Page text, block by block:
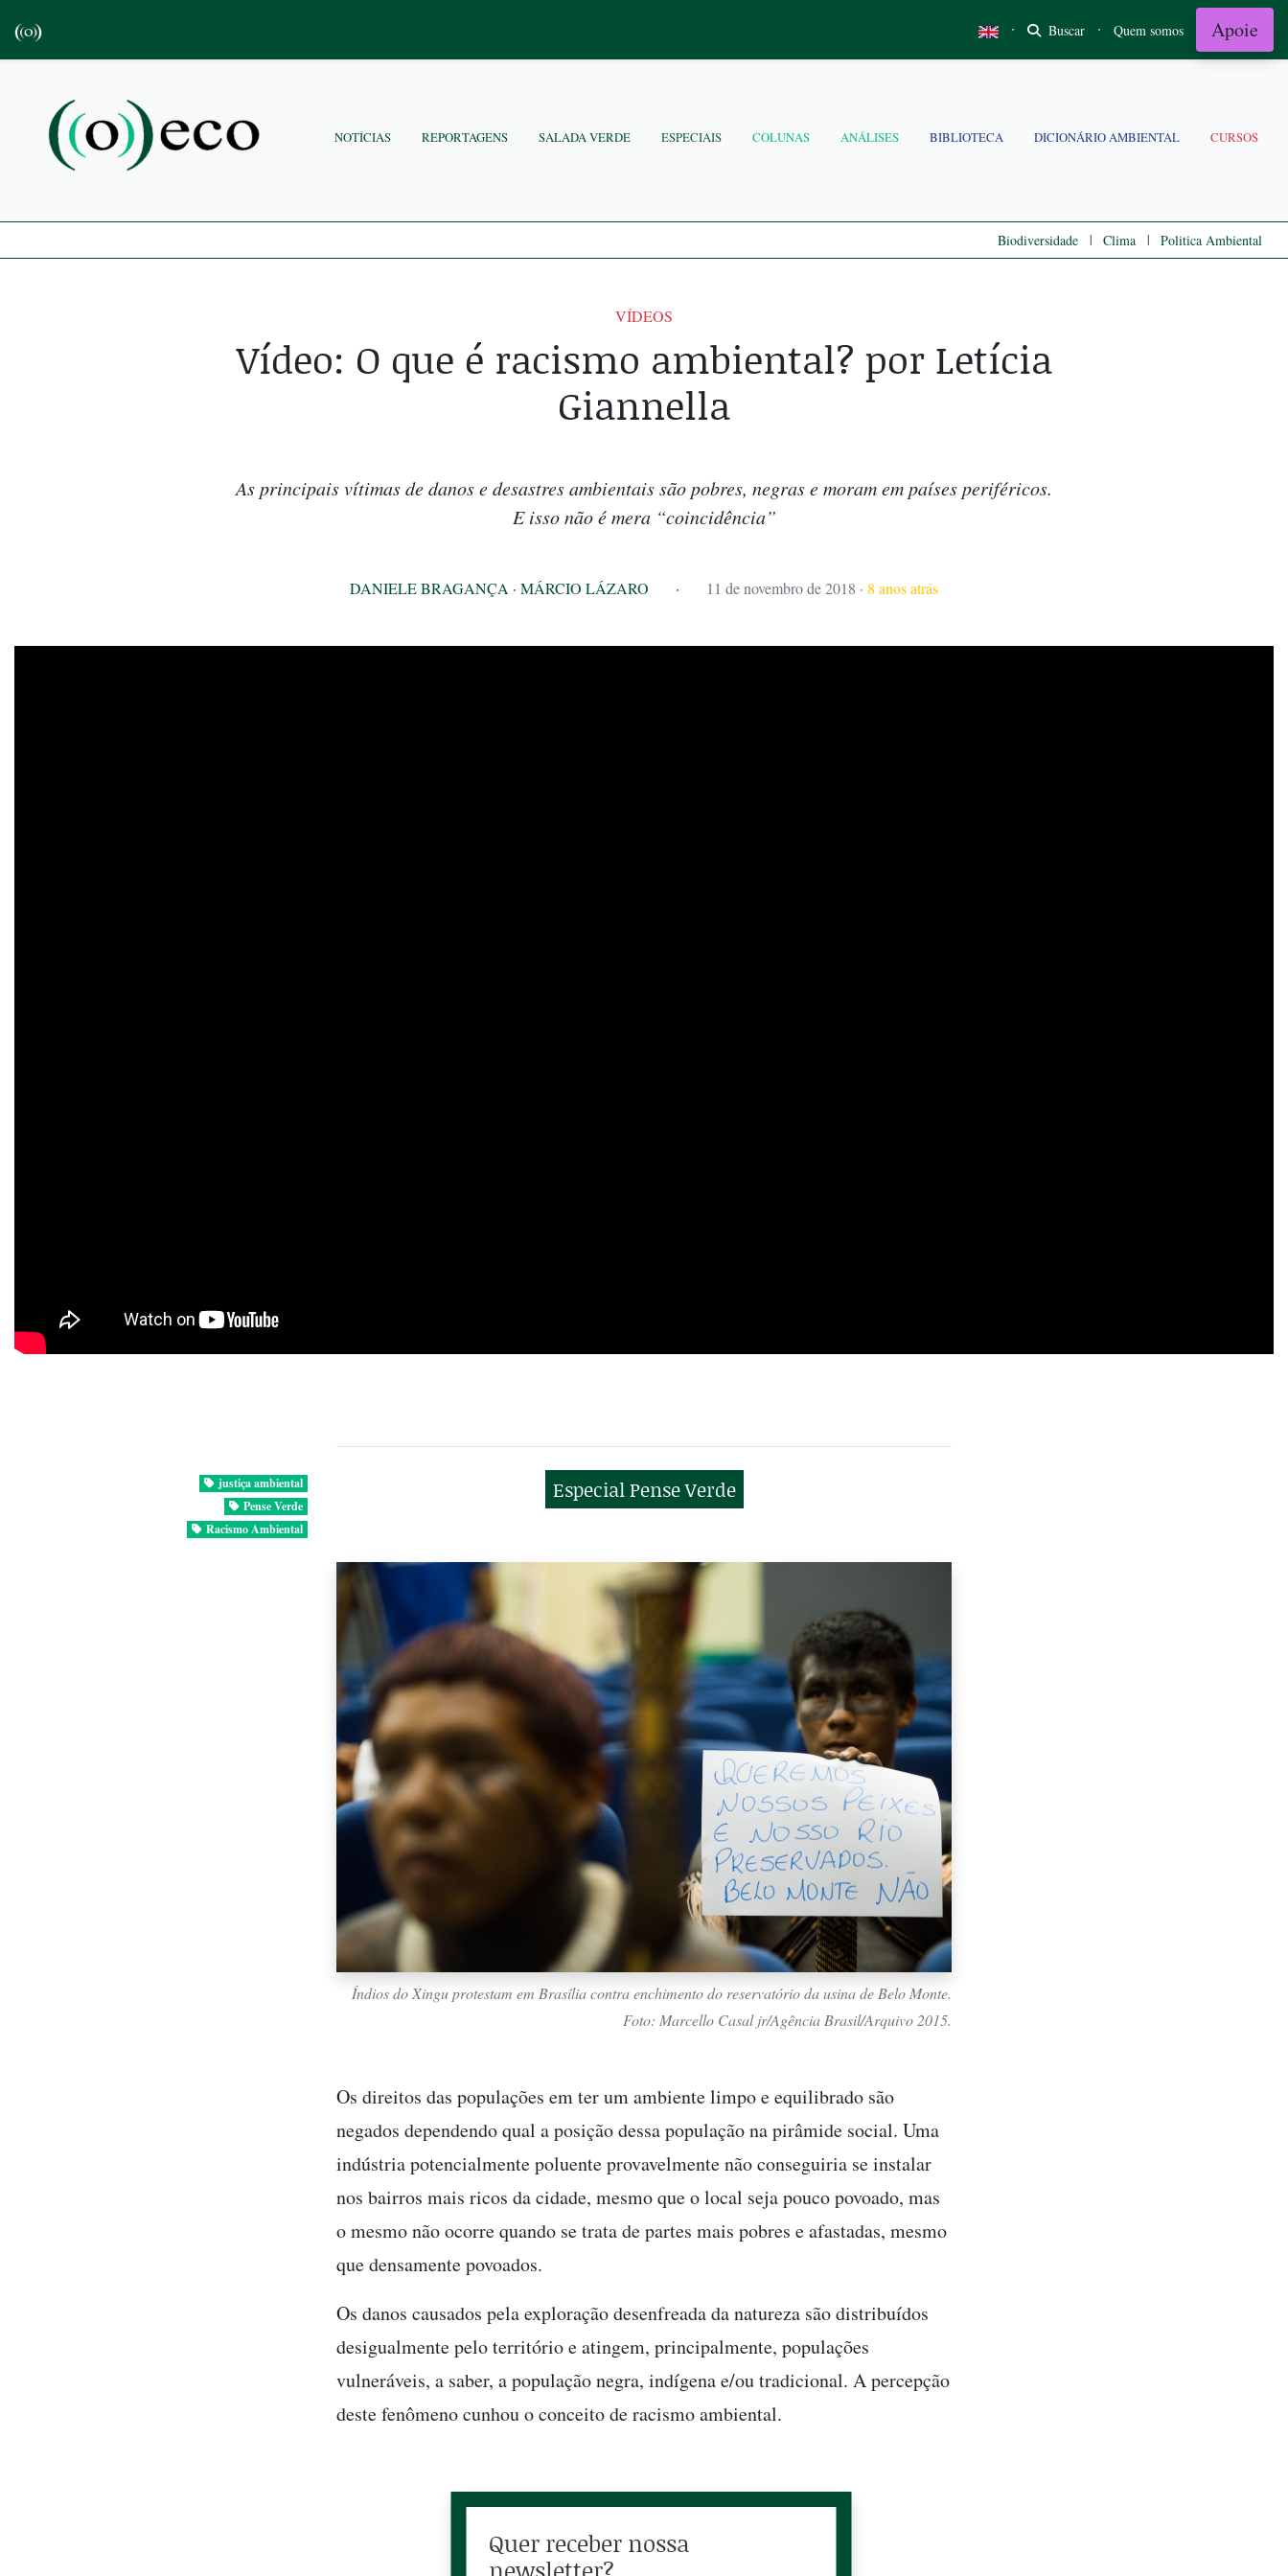
· Buscar · Quem somos Apoie
NOTÍCIAS REPORTAGENS SALADA VERDE ESPECIAIS COLUNAS ANÁLISES BIBLIOTECA DICIONÁRIO AMBIENTAL CURSOS
Biodiversidade | Clima | Politica Ambiental
VÍDEOS
Vídeo: O que é racismo ambiental? por Letícia
Giannella
As principais vítimas de danos e desastres ambientais são pobres, negras e moram em países periféricos.
E isso não é mera “coincidência”
DANIELE BRAGANÇA · MÁRCIO LÁZARO · 11 de novembro de 2018 · 8 anos atrás
justiça ambiental
Pense Verde
Racismo Ambiental
Especial Pense Verde
Índios do Xingu protestam em Brasília contra enchimento do reservatório da usina de Belo Monte.
Foto: Marcello Casal jr/Agência Brasil/Arquivo 2015.
Os direitos das populações em ter um ambiente limpo e equilibrado são
negados dependendo qual a posição dessa população na pirâmide social. Uma
indústria potencialmente poluente provavelmente não conseguiria se instalar
nos bairros mais ricos da cidade, mesmo que o local seja pouco povoado, mas
o mesmo não ocorre quando se trata de partes mais pobres e afastadas, mesmo
que densamente povoados.
Os danos causados pela exploração desenfreada da natureza são distribuídos
desigualmente pelo território e atingem, principalmente, populações
vulneráveis, a saber, a população negra, indígena e/ou tradicional. A percepção
deste fenômeno cunhou o conceito de racismo ambiental.
Quer receber nossa